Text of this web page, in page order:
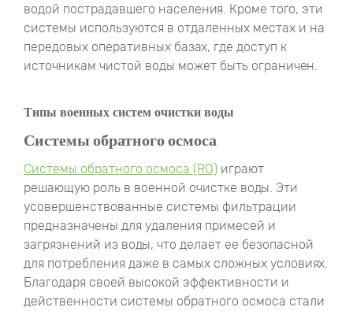
водой пострадавшего населения. Кроме того, эти
системы используются в отдаленных местах и ​​на
передовых оперативных базах, где доступ к
источникам чистой воды может быть ограничен.
Типы военных систем очистки воды
Системы обратного осмоса
Системы обратного осмоса (RO) играют
решающую роль в военной очистке воды. Эти
усовершенствованные системы фильтрации
предназначены для удаления примесей и
загрязнений из воды, что делает ее безопасной
для потребления даже в самых сложных условиях.
Благодаря своей высокой эффективности и
действенности системы обратного осмоса стали